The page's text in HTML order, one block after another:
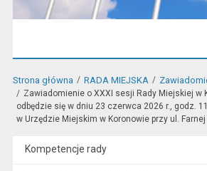
Strona główna RADA MIEJSKA
Zawiadomienie o XXXI sesji Rady Miejskiej w
odbędzie się w dniu 23 czerwca 2026 r., godz.
w Urzędzie Miejskim w Koronowie przy ul.
Kompetencje rady